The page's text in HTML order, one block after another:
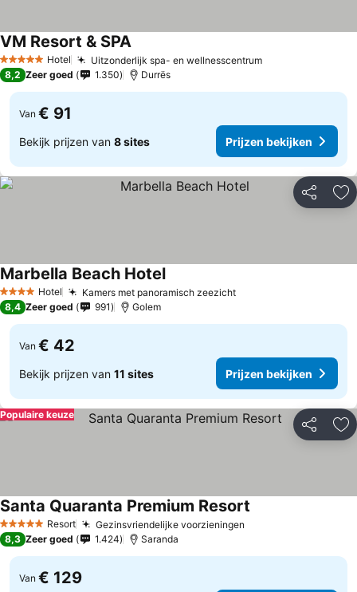
5 Sterren Hotel Uitzonderlijk spa- en wellnesscentrum
VM Resort & SPA
8,2 Zeer goed 1.350 Durrës
Van € 91
Bekijk prijzen van 8 sites Prijzen bekijken
Delen
4 SterrenHotel Kamers met panoramisch zeezicht
Marbella Beach Hotel
8,4 Zeer goed 991 Golem
Van € 42
Bekijk prijzen van 11 sites Prijzen bekijken
Delen
Populaire keuze
5 Sterren Resort Gezinsvriendelijke voorzieningen
Santa Quaranta Premium Resort
8,3 Zeer goed 1.424 Saranda
Van € 129